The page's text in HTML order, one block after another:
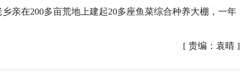
亲在200多亩荒地上建起20多座鱼菜综合种养大棚，一年
[ 责编：袁晴]